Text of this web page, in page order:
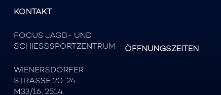
KONTAKT
FOCUS JAGD- UND
SCHIESSSPORTZENTRUM
WIENERSDORFER
STRASSE 20-24
M33/16, 2514
ÖFFNUNGSZEITEN